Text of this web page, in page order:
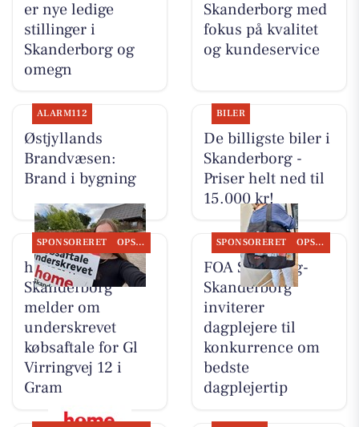
er nye ledige
stillinger i
Skanderborg og
omegn
Skanderborg med
fokus på kvalitet
og kundeservice
ALARM112
Østjyllands
Brandvæsen:
Brand i bygning
BILER
De billigste biler i
Skanderborg -
Priser helt ned til
15.000 kr!
SPONSORERET OPSLAGSTAVLEN
home
Skanderborg
melder om
underskrevet
købsaftale for Gl
Virringvej 12 i
Gram
SPONSORERET OPSLAGSTAVLEN
FOA Silkeborg-
Skanderborg
inviterer
dagplejere til
konkurrence om
bedste
dagplejertip